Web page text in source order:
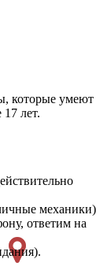
которые умеют
лет.
механики)
ответим на